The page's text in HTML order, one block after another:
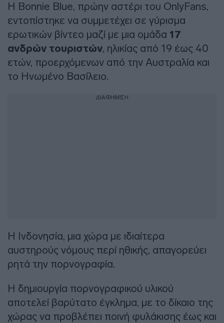
Η Bonnie Blue, πρώην αστέρι του OnlyFans,
εντοπίστηκε να συμμετέχει σε γύρισμα
ερωτικών βίντεο μαζί με μια ομάδα 17
ανδρών τουριστών, ηλικίας από 19 έως 40
ετών, προερχόμενων από την Αυστραλία και
το Ηνωμένο Βασίλειο.
ΔΙΑΦΗΜΙΣΗ
Η Ινδονησία, μια χώρα με ιδιαίτερα
αυστηρούς νόμους περί ηθικής, απαγορεύει
ρητά την πορνογραφία.
Η δημιουργία πορνογραφικού υλικού
αποτελεί βαρύτατο έγκλημα, με το δίκαιο της
χώρας να προβλέπει ποινή φυλάκισης έως και